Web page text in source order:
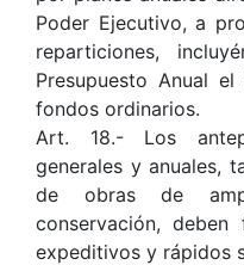
Poder Ejecutivo, a
reparticiones,
Presupuesto Anual
fondos ordinarios.
Art. 18.- Los
generales y anuales,
de obras de
conservación, deben
expeditivos y rápidos